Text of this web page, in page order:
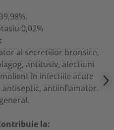
0,02%
al secretiilor bronsice,
antitusiv, afectiuni
în infectiile acute
antiinflamator.
la: